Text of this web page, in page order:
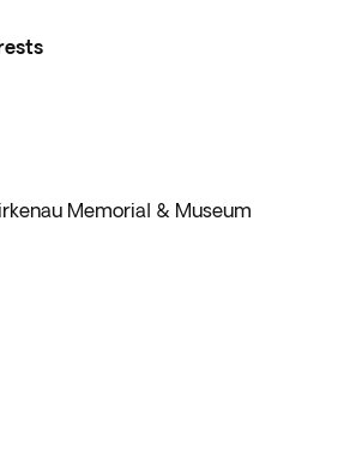
Memorial & Museum